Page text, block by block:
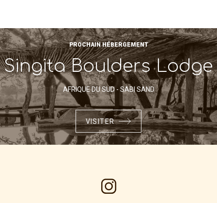
PROCHAIN HÉBERGEMENT
Singita Boulders Lodge
AFRIQUE DU SUD - SABI SAND
VISITER